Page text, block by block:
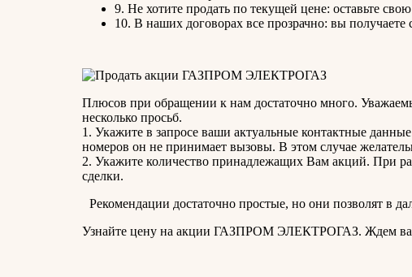
9. Не хотите продать по текущей цене: оставьте
10. В наших договорах все прозрачно: вы
Плюсов при обращении к нам достаточно много.
несколько просьб.
1. Укажите в запросе ваши актуальные контактные
номеров он не принимает вызовы. В этом случае
2. Укажите количество принадлежащих Вам акций. При
сделки.
Рекомендации достаточно простые, но они позволят в
Узнайте цену на акции ГАЗПРОМ ЭЛЕКТРОГАЗ. Ждем